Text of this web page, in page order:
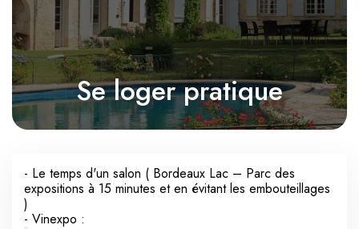
Se loger pratique
- Le temps d'un salon ( Bordeaux Lac – Parc des
expositions à 15 minutes et en évitant les embouteillages
)
- Vinexpo :